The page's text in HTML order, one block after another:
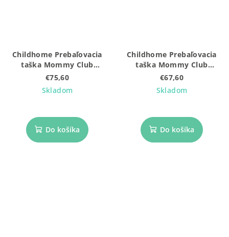
Childhome Prebaľovacia
taška Mommy Club
Signature Prestige
Hazelnut
€75,60
Skladom
Do košíka
Childhome Prebaľovacia
taška Mommy Club
Signature Teddy Off White
€67,60
Skladom
Do košíka